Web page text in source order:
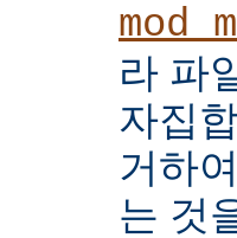
라 파
자집
거하
는 것